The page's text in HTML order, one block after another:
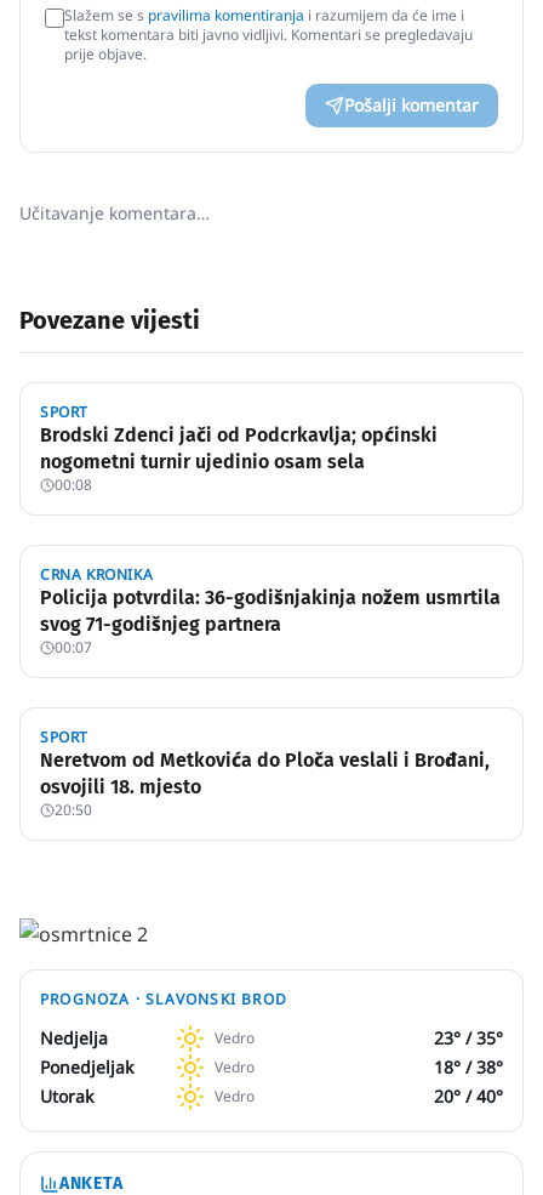
Slažem se s pravilima komentiranja i razumijem da će ime i
tekst komentara biti javno vidljivi. Komentari se pregledavaju
prije objave.
Pošalji komentar
Učitavanje komentara…
Povezane vijesti
SPORT
Brodski Zdenci jači od Podcrkavlja; općinski
nogometni turnir ujedinio osam sela
00:08
CRNA KRONIKA
Policija potvrdila: 36-godišnjakinja nožem usmrtila
svog 71-godišnjeg partnera
00:07
SPORT
Neretvom od Metkovića do Ploča veslali i Brođani,
osvojili 18. mjesto
20:50
PROGNOZA ·SLAVONSKI BROD
Nedjelja Vedro 23° /35°
Ponedjeljak
Vedro 18° /38°
Utorak
Vedro 20° /40°
ANKETA